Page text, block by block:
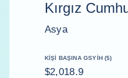
Kırgız
Asya
KIŞI BAŞINA GSYİH ($)
$2,018.9